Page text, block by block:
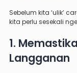
Sebelum kita ‘ulik’
kita perlu sesekali
1.
Langganan